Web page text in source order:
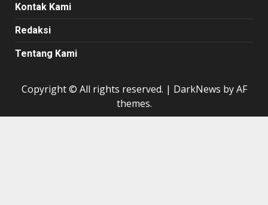
Kontak Kami
Redaksi
Tentang Kami
Copyright © All rights reserved. | DarkNews by AF
themes.